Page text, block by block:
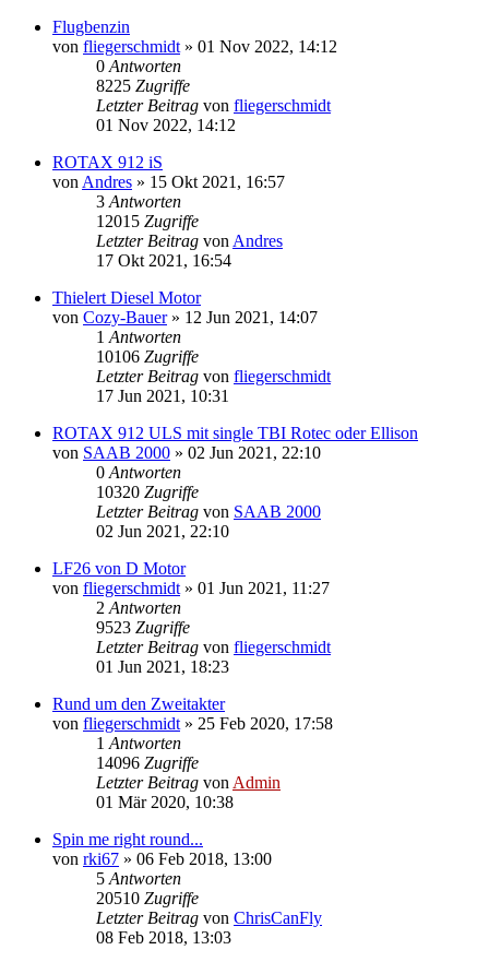
Flugbenzin
von fliegerschmidt » 01 Nov 2022, 14:12
0 Antworten
8225 Zugriffe
Letzter Beitrag von fliegerschmidt
01 Nov 2022, 14:12
ROTAX 912 iS
von Andres » 15 Okt 2021, 16:57
3 Antworten
12015 Zugriffe
Letzter Beitrag von Andres
17 Okt 2021, 16:54
Thielert Diesel Motor
von Cozy-Bauer» 12 Jun 2021, 14:07
1 Antworten
10106 Zugriffe
Letzter Beitrag von fliegerschmidt
17 Jun 2021, 10:31
ROTAX 912 ULS mit single TBI Rotec oder Ellison
von SAAB 2000 » 02 Jun 2021, 22:10
0 Antworten
10320 Zugriffe
Letzter Beitrag von SAAB 2000
02 Jun 2021, 22:10
LF26 von D Motor
von fliegerschmidt » 01 Jun 2021, 11:27
2 Antworten
9523 Zugriffe
Letzter Beitrag von fliegerschmidt
01 Jun 2021, 18:23
Rund um den Zweitakter
von fliegerschmidt » 25 Feb 2020, 17:58
1 Antworten
14096 Zugriffe
Letzter Beitrag von Admin
01 Mär 2020, 10:38
Spin me right round...
von rki67 » 06 Feb 2018, 13:00
5 Antworten
20510 Zugriffe
Letzter Beitrag von ChrisCanFly
08 Feb 2018, 13:03